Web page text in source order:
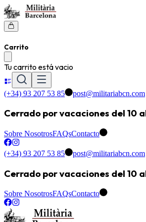
Carrito
Tu carrito está vacio
(+34) 93 207 53 85 post@militariabcn.com
Cerrado por vacaciones del 10
Sobre NosotrosFAQsContacto
(+34) 93 207 53 85 post@militariabcn.com
Cerrado por vacaciones del 10
Sobre NosotrosFAQsContacto